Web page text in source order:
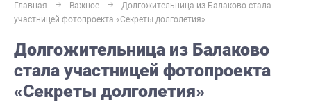
Главная Важное
Долгожительница из Балаково стала
участницей фотопроекта «Секреты долголетия»
Долгожительница из Балаково
стала участницей фотопроекта
«Секреты долголетия»